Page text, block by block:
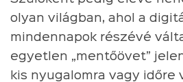
olyan világban, ahol a
mindennapok részévé
egyetlen „mentőövet”
kis nyugalomra vagy időre